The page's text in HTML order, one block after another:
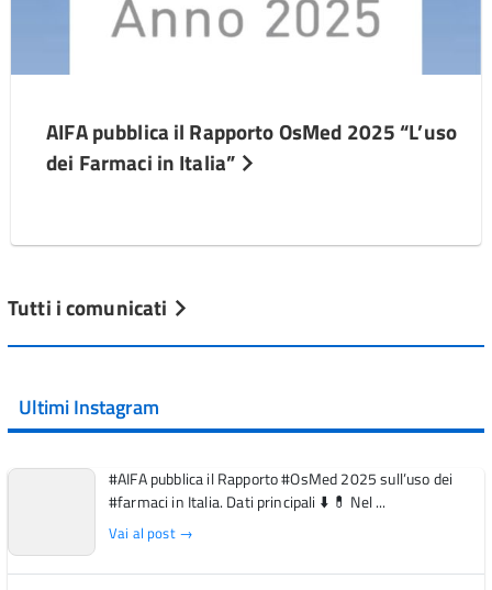
AIFA pubblica il Rapporto OsMed 2025 “L’uso
dei Farmaci in Italia”
Tutti i comunicati
Ultimi Instagram
#AIFA pubblica il Rapporto #OsMed 2025 sull’uso dei
#farmaci in Italia. Dati principali ⬇️ 💊 Nel ...
Vai al post →